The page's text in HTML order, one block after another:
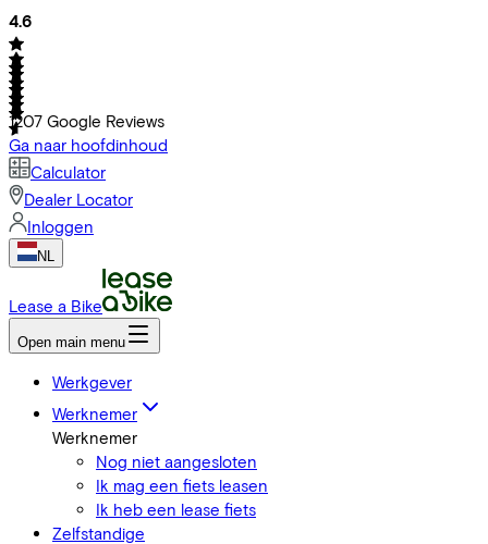
4.6
1207 Google Reviews
Ga naar hoofdinhoud
Calculator
Dealer Locator
Inloggen
NL
Lease a Bike
Open main menu
Werkgever
Werknemer
Werknemer
Nog niet aangesloten
Ik mag een fiets leasen
Ik heb een lease fiets
Zelfstandige